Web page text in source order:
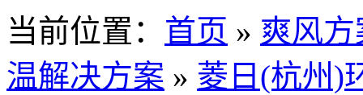
当前位置： 首页 » 爽风
温解决方案 » 菱日(杭州)